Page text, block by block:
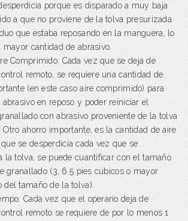
porque es disparado a muy baja
a que no proviene de la tolva presurizada
que estaba reposando en la manguera, lo
cantidad de abrasivo.
Comprimido: Cada vez que se deja de
remoto, se requiere una cantidad de
(en este caso aire comprimido) para
en reposo y poder reiniciar el
con abrasivo proveniente de la tolva
Otro ahorro importante, es la cantidad de aire
se desperdicia cada vez que se
la tolva, se puede cuantificar con el tamaño
granallado (3, 6.5 pies cúbicos o mayor
del tamaño de la tolva).
Cada vez que el operario deja de
remoto se requiere de por lo menos 1